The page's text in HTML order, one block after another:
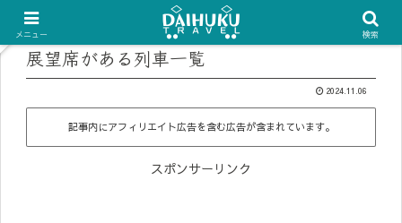
展望席がある列車一覧
2024.11.06
記事内にアフィリエイト広告を含む広告が含まれています。
スポンサーリンク
メニュー 検索